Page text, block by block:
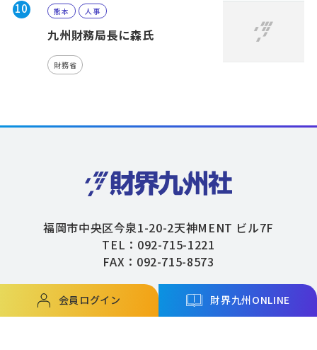
10 熊本 人事
九州財務局長に森氏
財務省
会員ログイン 財界九州ONLINE
福岡市中央区今泉1-20-2天神MENT ビル7F
TEL：092-715-1221
FAX：092-715-8573
Copyright © ZAIKAIKYUSHU Co,.Ltd. All Rights Reserved.